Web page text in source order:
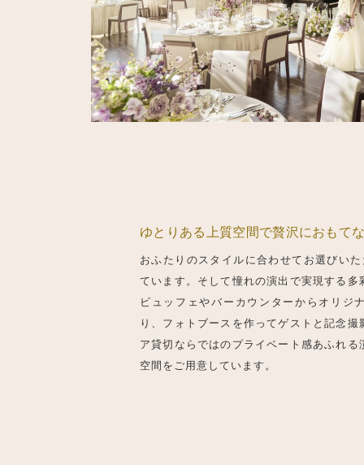
ゆとりある上質空間で贅沢におもて
おふたりのスタイルに合わせてお選びい
ています。そして憧れの演出で実現する多
ビュッフェやバーカウンターからオリジ
り、フォトブースを作ってゲストと記念
ア貸切ならではのプライベート感あふれ
空間をご用意しています。